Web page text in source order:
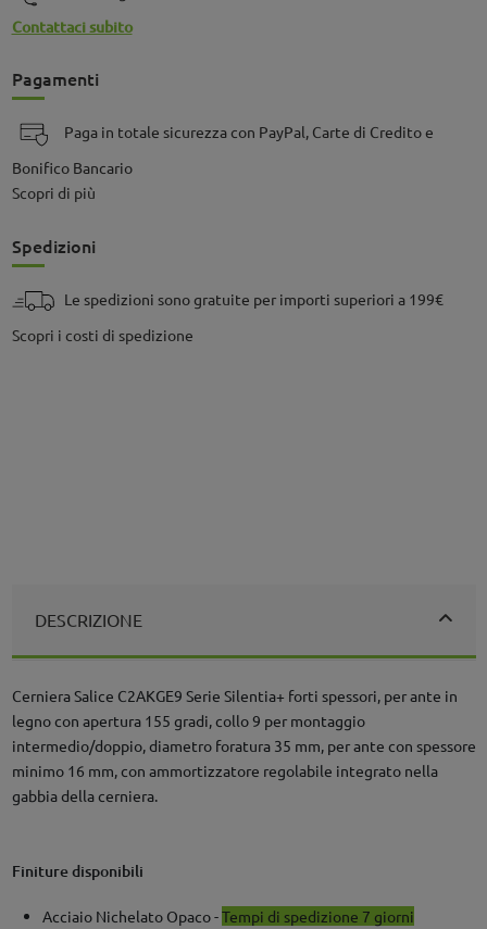
Contattaci subito
Pagamenti
Paga in totale sicurezza con PayPal, Carte di Credito e
Bonifico Bancario
Scopri di più
Spedizioni
Le spedizioni sono gratuite per importi superiori a 199€
Scopri i costi di spedizione
DESCRIZIONE
Cerniera Salice C2AKGE9 Serie Silentia+ forti spessori, per ante in
legno con apertura 155 gradi, collo 9 per montaggio
intermedio/doppio, diametro foratura 35 mm, per ante con spessore
minimo 16 mm, con ammortizzatore regolabile integrato nella
gabbia della cerniera.
Finiture disponibili
Acciaio Nichelato Opaco -Tempi di spedizione 7 giorni